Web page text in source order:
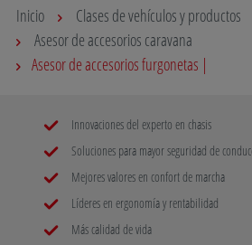
Comfort Drive
Enganches de
Remolques
Inicio
Clases de vehículos y productos
Asesor de accesorios caravana
Asesor de accesorios furgonetas |
Innovaciones del experto en chasis
Soluciones para mayor seguridad de
Mejores valores en confort de marcha
Líderes en ergonomía y rentabilidad
Más calidad de vida